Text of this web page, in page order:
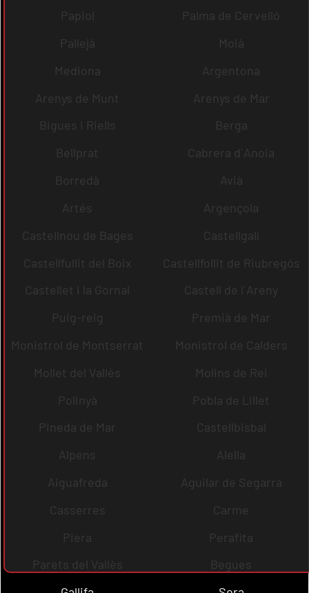
Papiol
Palma de Cervelló
Pallejà
Moià
Mediona
Argentona
Arenys de Munt
Arenys de Mar
Bigues i Riells
Berga
Bellprat
Cabrera d´Anoia
Borredà
Avià
Artés
Argençola
Castellnou de Bages
Castellgalí
Castellfullit del Boix
Castellfollit de Riubregós
Castellet i la Gornal
Castell de l´Areny
Puig-reig
Premià de Mar
Monistrol de Montserrat
Monistrol de Calders
Mollet del Vallès
Molins de Rei
Polinyà
Pobla de Lillet
Pineda de Mar
Castellbisbal
Alpens
Alella
Aiguafreda
Aguilar de Segarra
Casserres
Carme
Piera
Perafita
Parets del Vallès
Begues